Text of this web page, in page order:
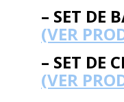
– SET DE
(VER
– SET DE
(VER